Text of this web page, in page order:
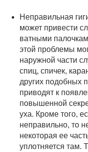
Неправильная
может привести
ватными
этой проблемы
наружной части
спиц, спичек,
других подобных
приводят к
повышенной
уха. Кроме того,
неправильно, то
некоторая ее
уплотняется там.